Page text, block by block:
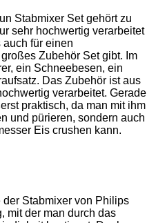
Stabmixer Set gehört zu
sehr hochwertig verarbeitet
für einen
Zubehör Set gibt. Im
ein Schneebesen, ein
Das Zubehör ist aus
verarbeitet. Gerade
praktisch, da man mit ihm
und pürieren, sondern auch
Eis crushen kann.
der Stabmixer von Philips
mit der man durch das